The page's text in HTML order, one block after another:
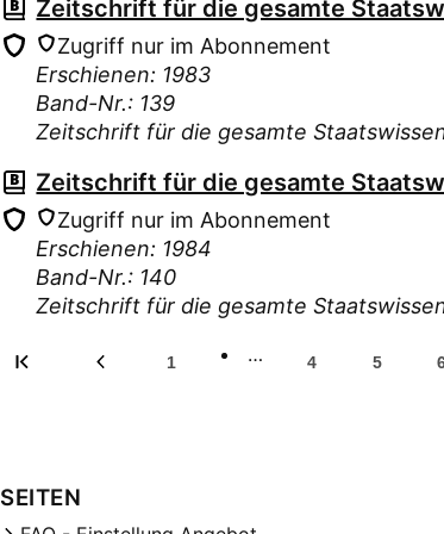
Zeitschrift für die gesamte
Zugriff nur im Abonnement
Erschienen: 1983
Band-Nr.: 139
Zeitschrift für die gesamte
Zeitschrift für die gesamte
Zugriff nur im Abonnement
Erschienen: 1984
Band-Nr.: 140
Zeitschrift für die gesamte
1 … 4 5
SEITEN